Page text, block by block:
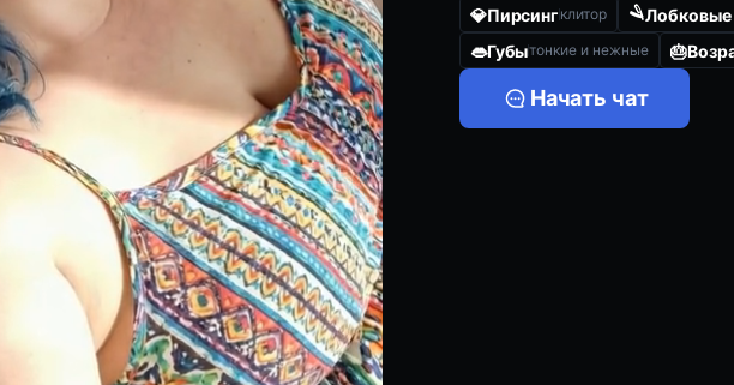
💎Пирсингклитор 🪒
👄Губытонкие и нежные 🎂
Начать чат